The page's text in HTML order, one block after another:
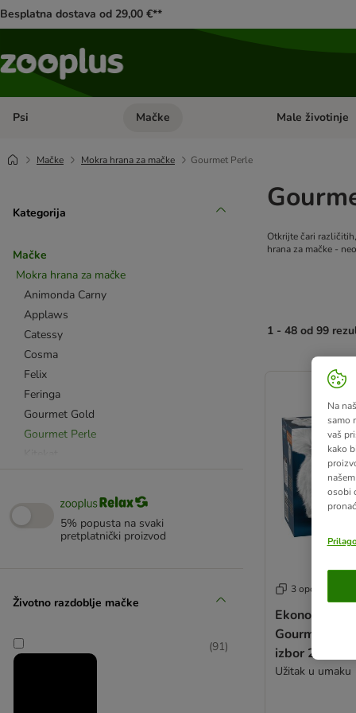
Besplatna dostava od 29,00 €**
Psi Pregled kategorija: Psi
Mačke Pregled kategorija:
Male životinje
Mačke Mokra hrana za mačke Gourmet Perle
Kategorija
Mačke
Mokra hrana za mačke
Animonda Carny
Applaws
Catessy
Cosma
Felix
Feringa
Gourmet Gold
Gourmet Perle
Concept for Life Veterinary Diet
PURINA Veterinary Diets
5% popusta na svaki
pretplatnički proizvod
Životno razdoblje mačke
(91)
Otkrijte čari
hrana za mačke -
1 - 48 od 99
artikli proizvoda
3 opcija
Ekonomično
Gourmet
izbor 24 x 85 g
Užitak u umaku
Na
samo
vaš
kako
osobi